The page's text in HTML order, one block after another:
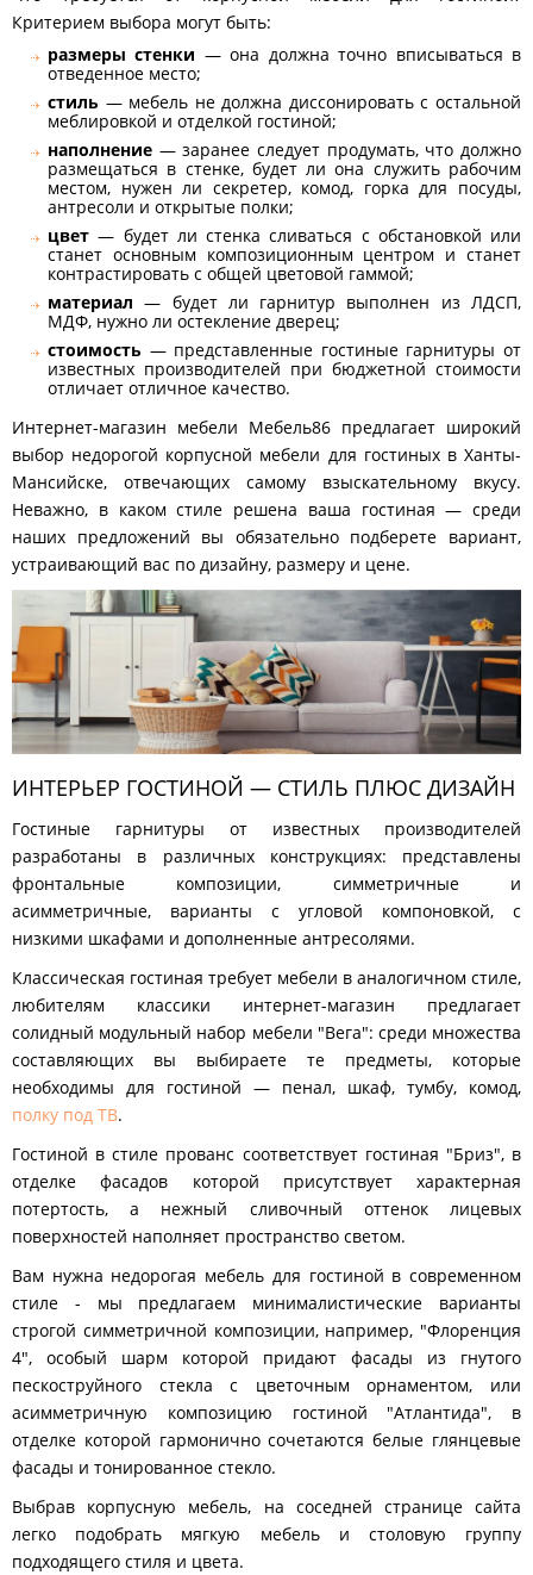
Критерием выбора могут быть:
размеры стенки — она должна точно вписываться в
отведенное место;
стиль — мебель не должна диссонировать с остальной
меблировкой и отделкой гостиной;
наполнение — заранее следует продумать, что должно
размещаться в стенке, будет ли она служить рабочим
местом, нужен ли секретер, комод, горка для посуды,
антресоли и открытые полки;
цвет — будет ли стенка сливаться с обстановкой или
станет основным композиционным центром и станет
контрастировать с общей цветовой гаммой;
материал — будет ли гарнитур выполнен из ЛДСП,
МДФ, нужно ли остекление дверец;
стоимость — представленные гостиные гарнитуры от
известных производителей при бюджетной стоимости
отличает отличное качество.
Интернет-магазин мебели Мебель86 предлагает широкий
выбор недорогой корпусной мебели для гостиных в Ханты-
Мансийске, отвечающих самому взыскательному вкусу.
Неважно, в каком стиле решена ваша гостиная — среди
наших предложений вы обязательно подберете вариант,
устраивающий вас по дизайну, размеру и цене.
ИНТЕРЬЕР ГОСТИНОЙ — СТИЛЬ ПЛЮС ДИЗАЙН
Гостиные гарнитуры от известных производителей
разработаны в различных конструкциях: представлены
фронтальные композиции, симметричные и
асимметричные, варианты с угловой компоновкой, с
низкими шкафами и дополненные антресолями.
Классическая гостиная требует мебели в аналогичном стиле,
любителям классики интернет-магазин предлагает
солидный модульный набор мебели "Вега": среди множества
составляющих вы выбираете те предметы, которые
необходимы для гостиной — пенал, шкаф, тумбу, комод,
полку под ТВ.
Гостиной в стиле прованс соответствует гостиная "Бриз", в
отделке фасадов которой присутствует характерная
потертость, а нежный сливочный оттенок лицевых
поверхностей наполняет пространство светом.
Вам нужна недорогая мебель для гостиной в современном
стиле - мы предлагаем минималистические варианты
строгой симметричной композиции, например, "Флоренция
4", особый шарм которой придают фасады из гнутого
пескоструйного стекла с цветочным орнаментом, или
асимметричную композицию гостиной "Атлантида", в
отделке которой гармонично сочетаются белые глянцевые
фасады и тонированное стекло.
Выбрав корпусную мебель, на соседней странице сайта
легко подобрать мягкую мебель и столовую группу
подходящего стиля и цвета.